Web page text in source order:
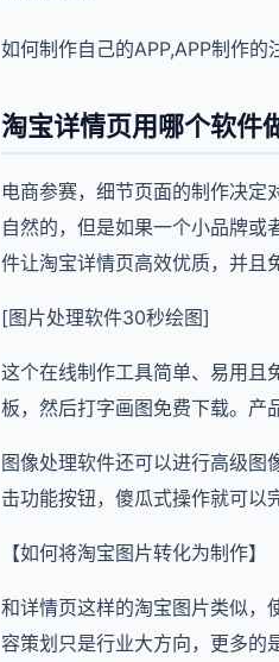
如何制作自己的APP,APP制作的
淘宝详情页用哪个软件
电商参赛，细节页面的制作决定
自然的，但是如果一个小品牌
件让淘宝详情页高效优质，并且
[图片处理软件30秒绘图]
这个在线制作工具简单、易用且
板，然后打字画图免费下载。产
图像处理软件还可以进行高级图
击功能按钮，傻瓜式操作就可以
【如何将淘宝图片转化为制作】
和详情页这样的淘宝图片类似，
容策划只是行业大方向，更多的